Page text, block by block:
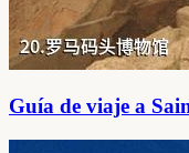
Guía de viaje a